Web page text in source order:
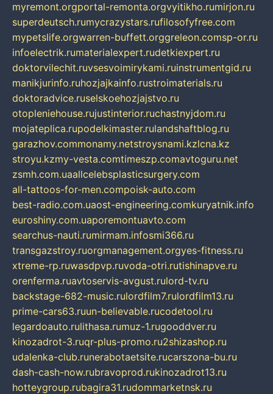
myremont.orgportal-remonta.orgvyitikho.rumirjon.ru
superdeutsch.rumycrazystars.rufilosofyfree.com
mypetslife.orgwarren-buffett.orggreleon.comsp-or.ru
infoelectrik.rumaterialexpert.rudetkiexpert.ru
doktorvilechit.ruvsesvoimirykami.ruinstrumentgid.ru
manikjurinfo.ruhozjajkainfo.rustroimaterials.ru
doktoradvice.ruselskoehozjajstvo.ru
otopleniehouse.rujustinterior.ruchastnyjdom.ru
mojateplica.rupodelkimaster.rulandshaftblog.ru
garazhov.commonamy.netstroysnami.kzlcna.kz
stroyu.kzmy-vesta.comtimeszp.comavtoguru.net
zsmh.com.uaallcelebsplasticsurgery.com
all-tattoos-for-men.compoisk-auto.com
best-radio.com.uaost-engineering.comkuryatnik.info
euroshiny.com.uaporemontuavto.com
searchus-nauti.rumirmam.infosmi366.ru
transgazstroy.ruorgmanagement.orgyes-fitness.ru
xtreme-rp.ruwasdpvp.ruvoda-otri.rutishinapve.ru
orenferma.ruavtoservis-avgust.rulord-tv.ru
backstage-682-music.rulordfilm7.rulordfilm13.ru
prime-cars63.ruun-believable.rucodetool.ru
legardoauto.rulithasa.rumuz-1.rugooddver.ru
kinozadrot-3.ruqr-plus-promo.ru2shizashop.ru
udalenka-club.runerabotaetsite.rucarszona-bu.ru
dash-cash-now.rubravoprod.rukinozadrot13.ru
hotteygroup.rubagira31.rudommarketnsk.ru